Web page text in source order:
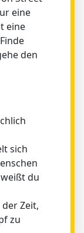
eine
eine
den
sich
du
Zeit,
zu